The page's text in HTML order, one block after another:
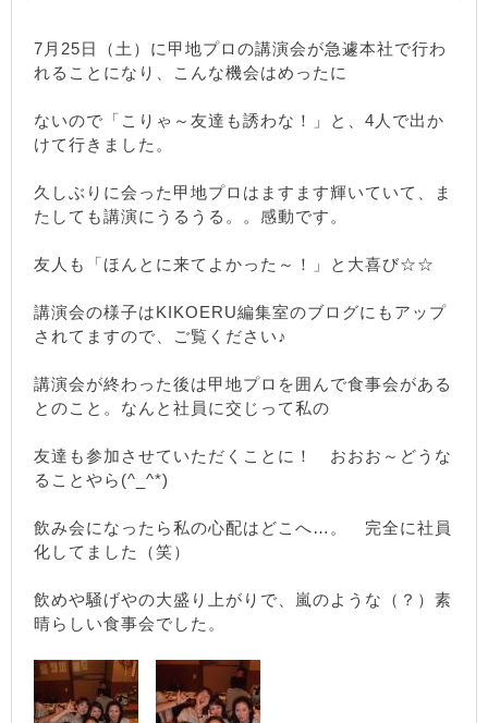
7月25日（土）に甲地プロの講演会が急遽本社で行わ
れることになり、こんな機会はめったに
ないので「こりゃ～友達も誘わな！」と、4人で出か
けて行きました。
久しぶりに会った甲地プロはますます輝いていて、ま
たしても講演にうるうる。。感動です。
友人も「ほんとに来てよかった～！」と大喜び☆☆
講演会の様子はKIKOERU編集室のブログにもアップ
されてますので、ご覧ください♪
講演会が終わった後は甲地プロを囲んで食事会がある
とのこと。なんと社員に交じって私の
友達も参加させていただくことに！ おおお～どうな
ることやら(^_^*)
飲み会になったら私の心配はどこへ…。 完全に社員
化してました（笑）
飲めや騒げやの大盛り上がりで、嵐のような（？）素
晴らしい食事会でした。